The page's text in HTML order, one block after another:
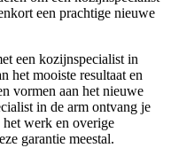
een prachtige nieuwe
een kozijnspecialist in
het mooiste resultaat en
vormen aan het nieuwe
in de arm ontvang je
werk en overige
garantie meestal.